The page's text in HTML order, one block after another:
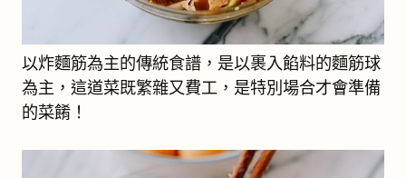
以炸麵筋為主的傳統食譜，是以裹入餡料的麵筋球
為主，這道菜既繁雜又費工，是特別場合才會準備
的菜餚！